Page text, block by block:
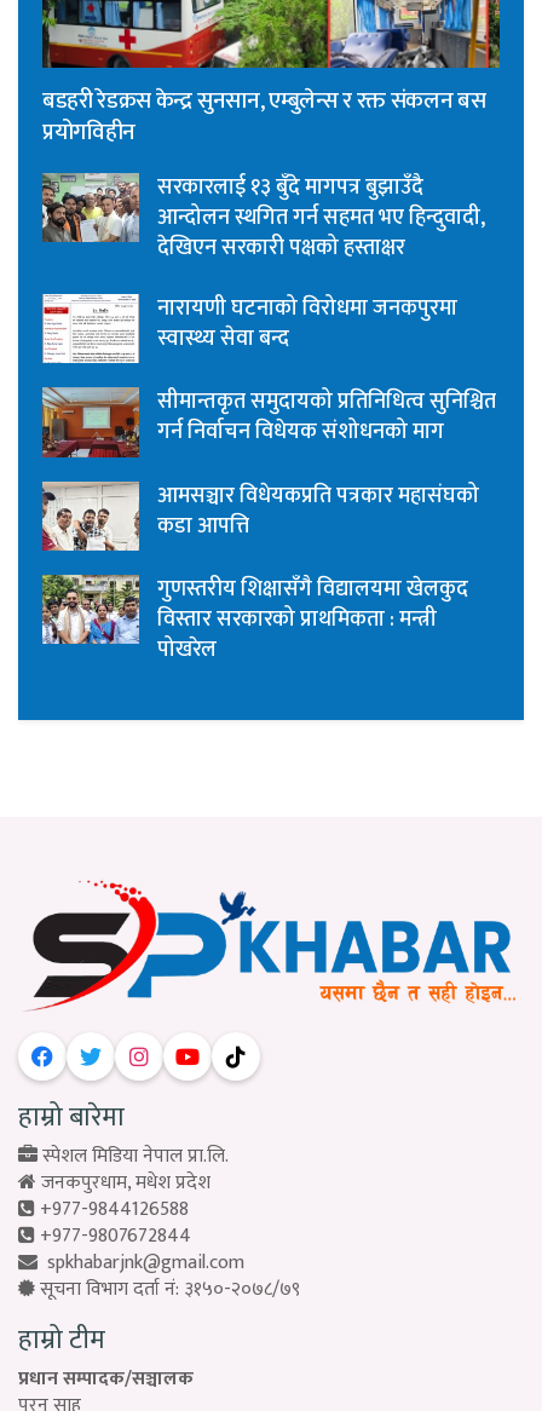
बडहरी रेडक्रस केन्द्र सुनसान, एम्बुलेन्स र रक्त संकलन बस
प्रयोगविहीन
सरकारलाई १३ बुँदे मागपत्र बुझाउँदै
आन्दोलन स्थगित गर्न सहमत भए हिन्दुवादी,
देखिएन सरकारी पक्षको हस्ताक्षर
नारायणी घटनाको विरोधमा जनकपुरमा
स्वास्थ्य सेवा बन्द
सीमान्तकृत समुदायको प्रतिनिधित्व सुनिश्चित
गर्न निर्वाचन विधेयक संशोधनको माग
आमसञ्चार विधेयकप्रति पत्रकार महासंघको
कडा आपत्ति
गुणस्तरीय शिक्षासँगै विद्यालयमा खेलकुद
विस्तार सरकारको प्राथमिकता : मन्त्री
पोखरेल
हाम्रो बारेमा
स्पेशल मिडिया नेपाल प्रा.लि.
जनकपुरधाम, मधेश प्रदेश
+977-9844126588
+977-9807672844
spkhabarjnk@gmail.com
सूचना विभाग दर्ता नं: ३१५०-२०७८/७९
हाम्रो टीम
प्रधान सम्पादक/सञ्चालक